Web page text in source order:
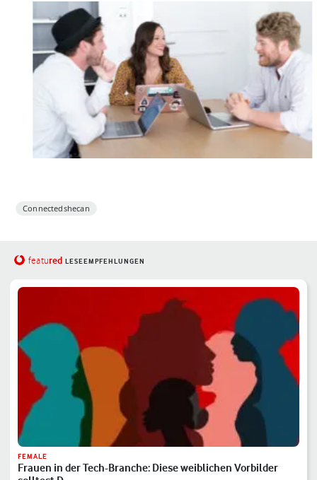
Connectedshecan
featured LESEEMPFEHLUNGEN
FEMALE
Frauen in der Tech-Branche: Diese weiblichen Vorbilder